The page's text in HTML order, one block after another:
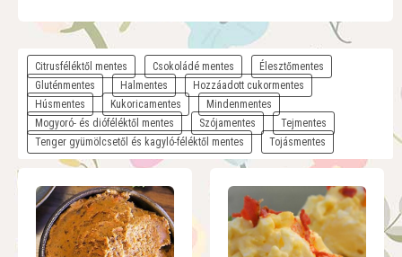
Citrusféléktől mentes Csokoládé mentes
Élesztőmentes
Gluténmentes
Halmentes
Hozzáadott cukormentes
Húsmentes
Kukoricamentes
Mindenmentes
Mogyoró- és dióféléktől mentes
Szójamentes
Tejmentes
Tenger gyümölcsetől és kagyló-féléktől mentes
Tojásmentes